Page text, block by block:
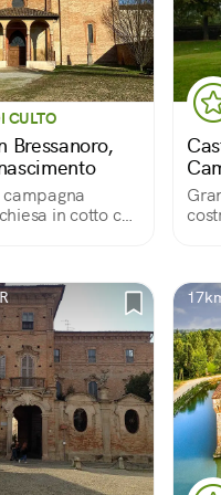
CULTO
Bressanoro,
in cotto che